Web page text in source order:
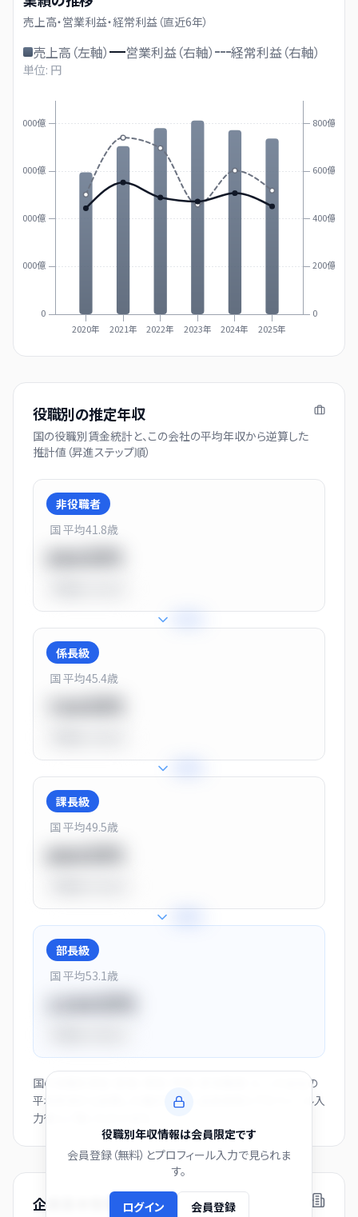
売上高・営業利益・経常利益（直近6年）
売上高（左軸） 営業利益（右軸） 経常利益（右軸）
単位: 円
0
2000億
4000億
6000億
8000億
0
200億
400億
600億
800億
2020年 2021年 2022年 2023年 2024年 2025年
役職別の推定年収
国の役職別賃金統計と、この会社の平均年収から逆算した
推計値（昇進ステップ順）
非役職者
国 平均41.8歳
係長級
国 平均45.4歳
課長級
国 平均49.5歳
部長級
国 平均53.1歳
役職別年収情報は会員限定です
会員登録（無料）とプロフィール入力で見られま
す。
ログイン 会員登録
国の役職別賃金（部長・課長・係長・非役職者）と、この会社の
平均年収から逆算した推計値です。会員登録とプロフィール入
力後にご覧いただけます。
企業基本情報